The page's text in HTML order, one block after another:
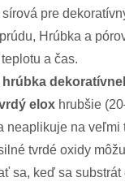
pre
Hrúbka a
a čas.
hrúbka
elox hrubšie
neaplikuje na veľmi
tvrdé oxidy
sa, keď sa